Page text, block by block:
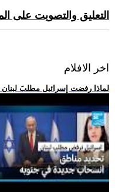
التعليق والتصويت على
اخر الافلام
.. لماذا رفضت إسرائيل مطلبَ